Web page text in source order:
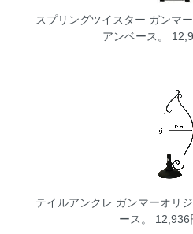
スプリングツイスター ガンマ
アンベース。
テイルアンクレ ガンマーオリ
ース。 12,936